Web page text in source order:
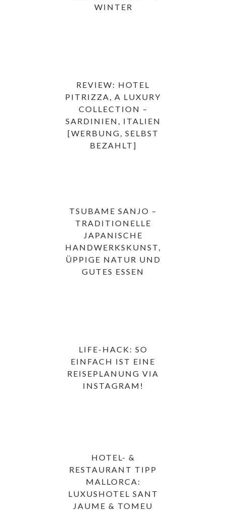
WINTER
REVIEW: HOTEL
PITRIZZA, A LUXURY
COLLECTION –
SARDINIEN, ITALIEN
[WERBUNG, SELBST
BEZAHLT]
TSUBAME SANJO –
TRADITIONELLE
JAPANISCHE
HANDWERKSKUNST,
ÜPPIGE NATUR UND
GUTES ESSEN
LIFE-HACK: SO
EINFACH IST EINE
REISEPLANUNG VIA
INSTAGRAM!
HOTEL- &
RESTAURANT TIPP
MALLORCA:
LUXUSHOTEL SANT
JAUME & TOMEU